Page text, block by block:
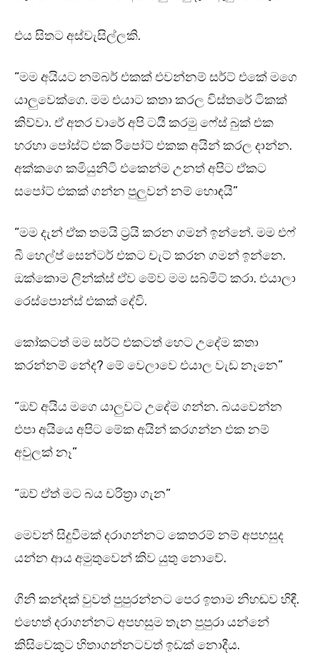
එය සිතට අස්වැසිල්ලකි.
“මම අයියට නම්බර් එකක් එවන්නම් සර්ට් එකේ මගෙ
යාලුවෙක්ගෙ. මම එයාට කතා කරල විස්තරේ ටිකක්
කිව්වා. ඒ අතර වාරේ අපි ටර්‍යි කරමු ෆේස් බුක් එක
හරහා පෝස්ට් එක රිපෝට් එකක අයින් කරල දාන්න.
අක්කගෙ කමියුනිටි එකෙන්ම උනත් අපිට ඒකට
සපෝට් එකක් ගන්න පුලුවන් නම් හොඳයි”
“මම දැන් ඒක තමයි ට්‍රයි කරන ගමන් ඉන්නේ. මම එෆ්
බී හෙල්ප් සෙන්ටර් එකට චැට් කරන ගමන් ඉන්නෙ.
ඔක්කොම ලින්ක්ස් ඒව මේව මම සබ්මිට් කරා. එයාලා
රෙස්පොන්ස් එකක් දේවි.
කෝකටත් මම සර්ට් එකටත් හෙට උදේම කතා
කරන්නම් නේද? මේ වෙලාවෙ එයාල වැඩ නෑනෙ”
“ඔව් අයිය මගෙ යාලුවට උදේම ගන්න. බයවෙන්න
එපා අයියෙ අපිට මේක අයින් කරගන්න එක නම්
අවුලක් නෑ”
“ඔව් ඒත් මට බය චරිත්‍රා ගැන”
මෙවන් සිදුවීමක් දරාගන්නට කෙතරම් නම් අපහසුද
යන්න ආය අමුතුවෙන් කිව යුතු නොවේ.
ගිනි කන්දක් වුවත් පුපුරන්නට පෙර ඉතාම නිහඬව හිඳී.
එහෙත් දරාගන්නට අපහසුම තැන පුපුරා යන්නේ
කිසිවෙකුට හිතාගන්නටවත් ඉඩක් නොදීය.